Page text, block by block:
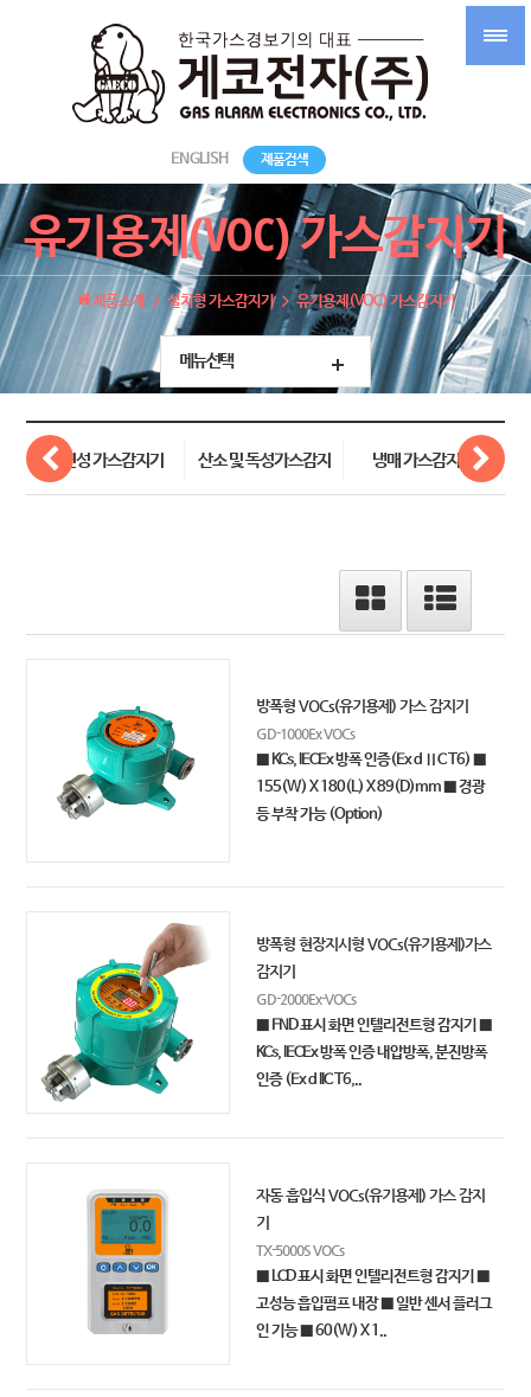
ENGLISH 제품검색
유기용제(VOC) 가스감지기
제품소개 설치형 가스감지기 유기용제(VOC) 가스감지기
메뉴선택
가연성 가스감지기
산소 및 독성가스감지
기
냉매 가스감지기
방폭형 VOCs(유기용제) 가스 감지기
GD-1000Ex VOCs
■ KCs, IECEx 방폭 인증(Ex d ⅡC T6) ■
155(W) X 180(L) X 89(D)mm ■ 경광
등 부착 가능 (Option)
방폭형 현장지시형 VOCs(유기용제)가스
감지기
GD-2000Ex-VOCs
■ FND 표시 화면 인텔리전트형 감지기 ■
KCs, IECEx 방폭 인증 내압방폭, 분진방폭
인증 (Ex d IIC T6,..
자동 흡입식 VOCs(유기용제) 가스 감지
기
TX-5000S VOCs
■ LCD 표시 화면 인텔리전트형 감지기 ■
고성능 흡입펌프 내장 ■ 일반 센서 플러그
인 기능 ■ 60(W) X 1..